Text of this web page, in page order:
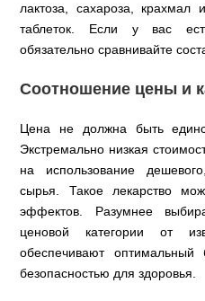
лактоза, сахароза, крахмал
таблеток. Если у вас
обязательно сравнивайте
Соотношение цены и
Цена не должна быть
Экстремально низкая
на использование
сырья. Такое лекарство
эффектов. Разумнее
ценовой категории от
обеспечивают
безопасностью для здоровья.